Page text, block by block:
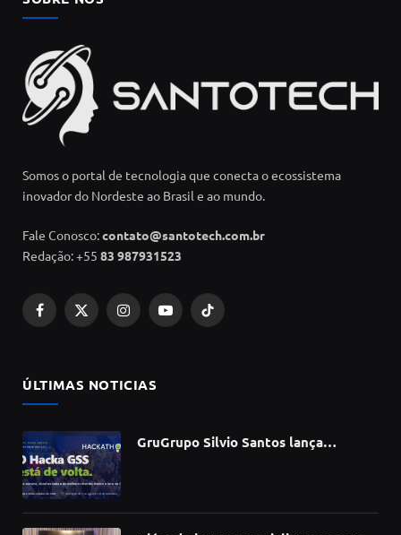
Somos o portal de tecnologia que conecta o ecossistema
inovador do Nordeste ao Brasil e ao mundo.
Fale Conosco:contato@santotech.com.br
Redação: +55 83 987931523
Facebook
X
InstagramYouTubeTikTok
ÚLTIMAS NOTICIAS
GruGrupo Silvio Santos lança